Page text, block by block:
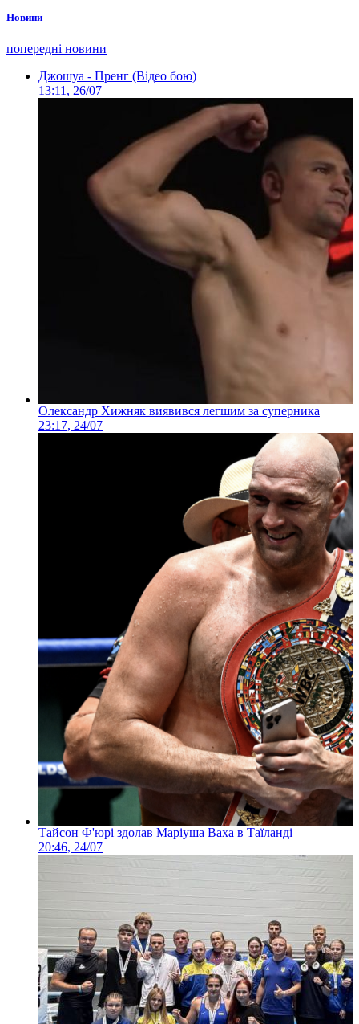
Новини
попередні новини
Джошуа - Пренг (Відео бою)
13:11, 26/07
Олександр Хижняк виявився легшим за суперника
23:17, 24/07
Тайсон Ф'юрі здолав Маріуша Ваха в Таїланді
20:46, 24/07